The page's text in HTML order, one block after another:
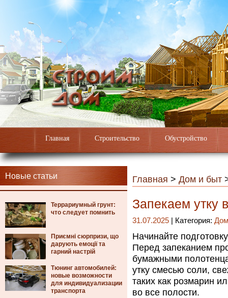
Главная Строительство Обустройство
Новые статьи
Террариумный грунт:
что следует помнить
Приємні сюрпризи, що
дарують емоції та
гарний настрій
Тюнинг автомобилей:
новые возможности
для индивидуализации
транспорта
Главная > Дом и быт
Запекаем утку
31.07.2025 | Категория:
Начинайте
Перед запеканием
бумажными
утку смесью соли,
таких как розмарин
во все полости.